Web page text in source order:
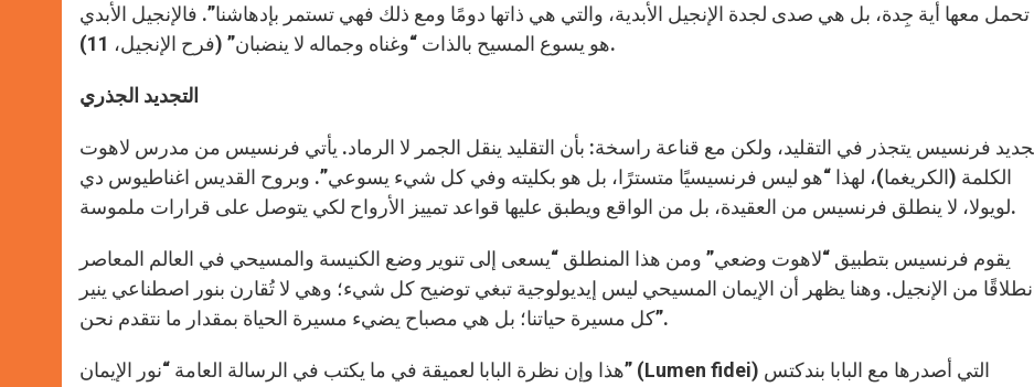
تحمل معها أية جِدة، بل هي صدى لجدة الإنجيل الأبدية، والتي هي ذاتها دومًا ومع ذلك فهي تستمر بإدهاشنا”. فالإنجيل الأبدي
هو يسوع المسيح بالذات “وغناه وجماله لا ينضبان” (فرح الإنجيل، 11).
التجديد الجذري
فرنسيس يتجذر في التقليد، ولكن مع قناعة راسخة: بأن التقليد ينقل الجمر لا الرماد. يأتي فرنسيس من مدرس لاهوت
الكلمة (الكريغما)، لهذا “هو ليس فرنسيسيًا متسترًا، بل هو بكليته وفي كل شيء يسوعي”. وبروح القديس اغناطيوس دي
لويولا، لا ينطلق فرنسيس من العقيدة، بل من الواقع ويطبق عليها قواعد تمييز الأرواح لكي يتوصل على قرارات ملموسة.
يقوم فرنسيس بتطبيق “لاهوت وضعي” ومن هذا المنطلق “يسعى إلى تنوير وضع الكنيسة والمسيحي في العالم المعاصر
من الإنجيل. وهنا يظهر أن الإيمان المسيحي ليس إيديولوجية تبغي توضيح كل شيء؛ وهي لا تُقارن بنور اصطناعي ينير
كل مسيرة حياتنا؛ بل هي مصباح يضيء مسيرة الحياة بمقدار ما نتقدم نحن”.
هذا وإن نظرة البابا لعميقة في ما يكتب في الرسالة العامة “نور الإيمان” (Lumen fidei) التي أصدرها مع البابا بندكتس